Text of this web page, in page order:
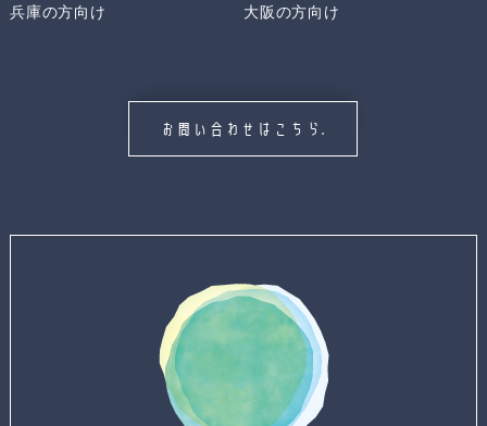
兵庫の方向け
大阪の方向け
お問い合わせはこちら.